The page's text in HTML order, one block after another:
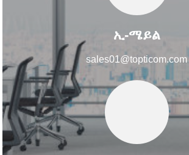
ኢ-ሜይል
sales01@topticom.com